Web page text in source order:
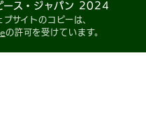
ース・ジャパン 2024
ブサイトのコピーは、
の許可を受けています。